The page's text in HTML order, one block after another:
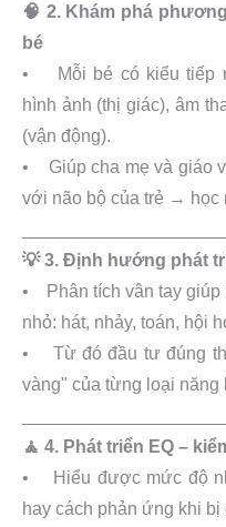
🧠 2. Khám phá
bé
• Mỗi bé có kiểu tiếp
hình ảnh (thị giác), âm
(vận động).
• Giúp cha mẹ và giáo
với não bộ của trẻ → học
💡 3. Định hướng phát
• Phân tích vân tay giúp
nhỏ: hát, nhảy, toán, hội
• Từ đó đầu tư đúng
vàng" của từng loại năng
🧘 4. Phát triển EQ –
• Hiểu được mức độ
hay cách phản ứng khi bị